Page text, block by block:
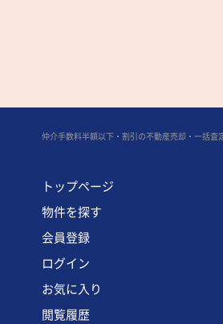
仲介手数料半額以下・割引の不動産売却・一括査
トップページ
物件を探す
会員登録
ログイン
お気に入り
閲覧履歴